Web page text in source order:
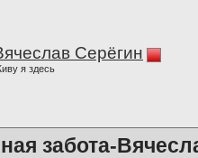
Серёгин
я здесь
забота-